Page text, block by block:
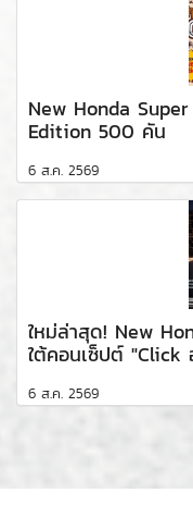
New Honda
Edition 500 คัน
6 ส.ค. 2569
ใหม่ล่าสุด! New
ใต้คอนเซ็ปต์ "Click
6 ส.ค. 2569